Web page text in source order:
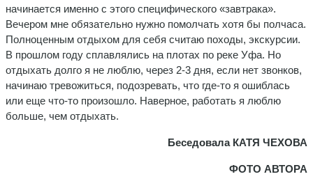
начинается именно с этого специфического «завтрака».
Вечером мне обязательно нужно помолчать хотя бы полчаса.
Полноценным отдыхом для себя считаю походы, экскурсии.
В прошлом году сплавлялись на плотах по реке Уфа. Но
отдыхать долго я не люблю, через 2-3 дня, если нет звонков,
начинаю тревожиться, подозревать, что где-то я ошиблась
или еще что-то произошло. Наверное, работать я люблю
больше, чем отдыхать.
Беседовала КАТЯ ЧЕХОВА
ФОТО АВТОРА